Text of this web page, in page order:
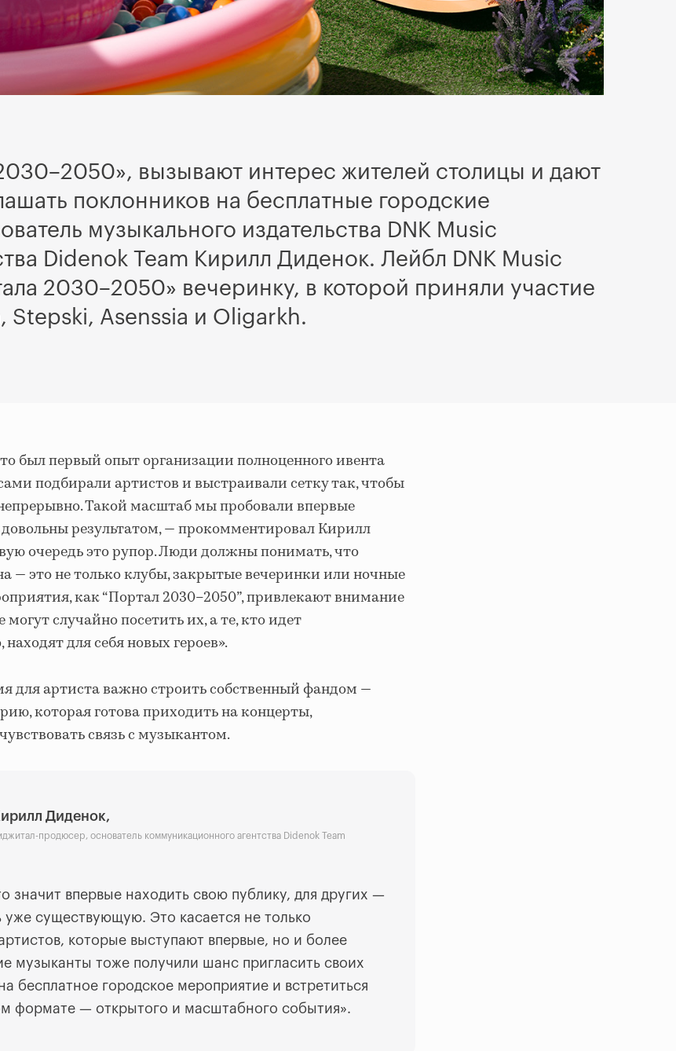
вызывают интерес жителей столицы и дают
поклонников на бесплатные городские
музыкального издательства DNK Music
Didenok Team Кирилл Диденок. Лейбл DNK Music
2030–2050» вечеринку, в которой приняли участие
Stepski, Asenssia и Oligarkh.
был первый опыт организации полноценного ивента
подбирали артистов и выстраивали сетку так, чтобы
Такой масштаб мы пробовали впервые
довольны результатом, — прокомментировал Кирилл
очередь это рупор. Люди должны понимать, что
— это не только клубы, закрытые вечеринки или ночные
как “Портал 2030–2050”, привлекают внимание
случайно посетить их, а те, кто идет
для себя новых героев».
для артиста важно строить собственный фандом —
которая готова приходить на концерты,
связь с музыкантом.
Диденок,
продюсер, основатель коммуникационного агентства Didenok Team
значит впервые находить свою публику, для других —
уже существующую. Это касается не только
которые выступают впервые, но и более
музыканты тоже получили шанс пригласить своих
бесплатное городское мероприятие и встретиться
формате — открытого и масштабного события».